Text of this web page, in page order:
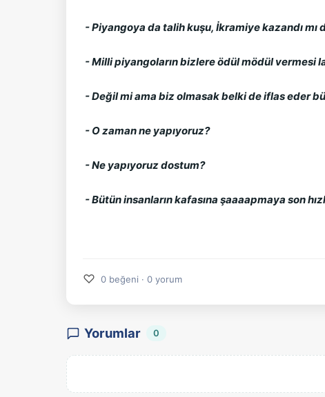
- Piyangoya da talih kuşu, İkramiye kazandı mı
- Milli piyangoların bizlere ödül mödül vermesi
- Değil mi ama biz olmasak belki de iflas eder
- O zaman ne yapıyoruz?
- Ne yapıyoruz dostum?
- Bütün insanların kafasına şaaaapmaya son
♡ 0 beğeni · 0 yorum
Yorumlar 0